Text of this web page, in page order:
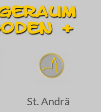
St. Andrä